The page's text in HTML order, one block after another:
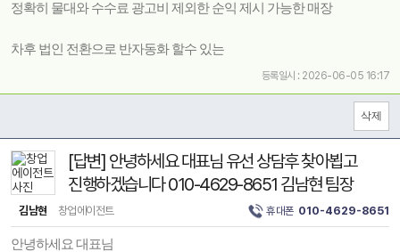
정확히 물대와 수수료 광고비 제외한 순익 제시 가능한 매장
차후 법인 전환으로 반자동화 할수 있는
등록일시 : 2026-06-05 16:17
[답변] 안녕하세요 대표님 유선 상담후 찾아뵙고
진행하겠습니다 010-4629-8651 김남현 팀장
김남현 창업에이전트 휴대폰 010-4629-8651
안녕하세요 대표님